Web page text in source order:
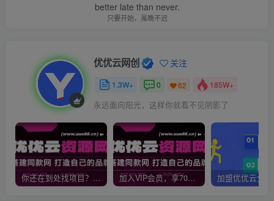
better late than never.
只要开始，虽晚不迟
优优云网创 关注
1.3W+ 0 62 185W+
永远面向阳光，这样你就看不见阴影了
你还在到处找项目？还在当韭菜？我靠网创资源站一个月收入5万+，曾经我也是个失败者。 加入VIP会员，享70%的推广提成，免费学习多种网上创业课程，菜鸟秒变大神！